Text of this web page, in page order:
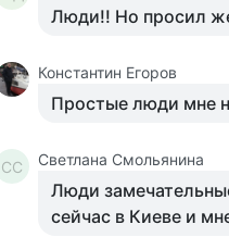
Люди!! Но просил
Константин Егоров
Простые люди мне
СС Светлана Смольянина
Люди
сейчас в Киеве и